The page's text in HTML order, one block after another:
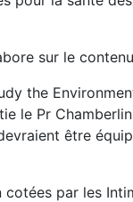
sur le
the
le Pr
être
par les